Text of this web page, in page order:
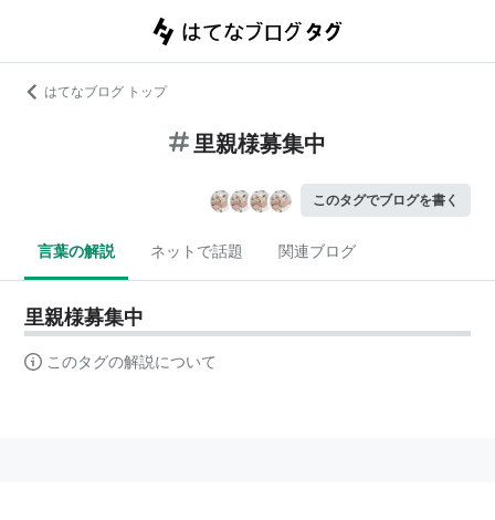
はてなブログ トップ
里親様募集中
このタグでブログを書く
言葉の解説 ネットで話題 関連ブログ
里親様募集中
このタグの解説について